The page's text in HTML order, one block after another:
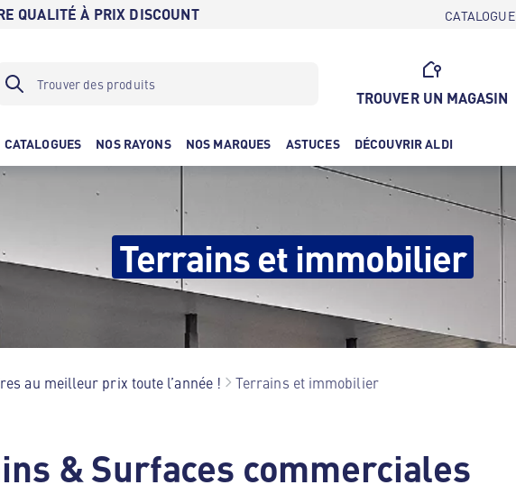
QUALITÉ À PRIX DISCOUNT CATALOGUE
TROUVER UN MAGASIN
CATALOGUES NOS RAYONS NOS MARQUES ASTUCES DÉCOUVRIR ALDI
Terrains et immobilier
au meilleur prix toute l’année ! Terrains et immobilier
& Surfaces commerciales